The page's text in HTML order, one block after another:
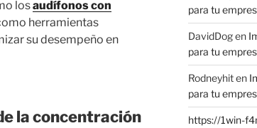
losaudífonos con
herramientas
su desempeño en
la concentración
para tu
DavidDogen
para tu
Rodneyhiten
para tu
https://1win-